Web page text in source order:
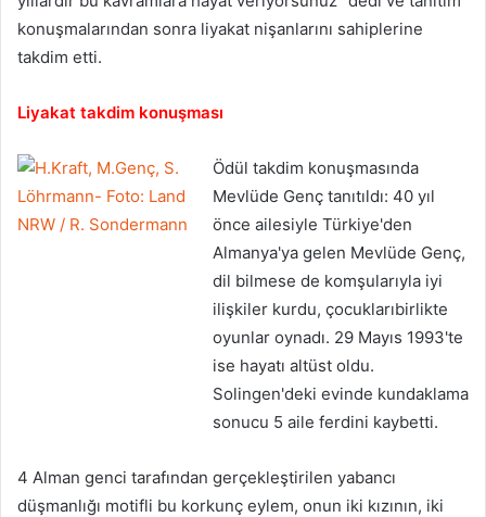
konuşmalarından sonra liyakat nişanlarını sahiplerine
takdim etti.
Liyakat takdim konuşması
Ödül takdim konuşmasında
Mevlüde Genç tanıtıldı: 40 yıl
önce ailesiyle Türkiye'den
Almanya'ya gelen Mevlüde Genç,
dil bilmese de komşularıyla iyi
ilişkiler kurdu, çocuklarıbirlikte
oyunlar oynadı. 29 Mayıs 1993'te
ise hayatı altüst oldu.
Solingen'deki evinde kundaklama
sonucu 5 aile ferdini kaybetti.
4 Alman genci tarafından gerçekleştirilen yabancı
düşmanlığı motifli bu korkunç eylem, onun iki kızının, iki